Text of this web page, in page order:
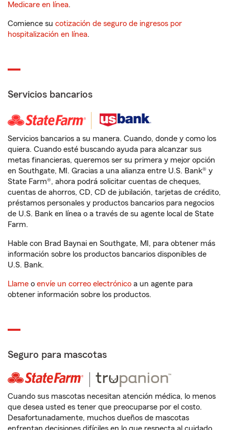
Medicare en línea.
Comience su cotización de seguro de ingresos por
hospitalización en línea.
Servicios bancarios
Servicios bancarios a su manera. Cuando, donde y como los
quiera. Cuando esté buscando ayuda para alcanzar sus
metas financieras, queremos ser su primera y mejor opción
en Southgate, MI. Gracias a una alianza entre U.S. Bank® y
State Farm®, ahora podrá solicitar cuentas de cheques,
cuentas de ahorros, CD, CD de jubilación, tarjetas de crédito,
préstamos personales y productos bancarios para negocios
de U.S. Bank en línea o a través de su agente local de State
Farm.
Hable con Brad Baynai en Southgate, MI, para obtener más
información sobre los productos bancarios disponibles de
U.S. Bank.
Llame o envíe un correo electrónico a un agente para
obtener información sobre los productos.
Seguro para mascotas
Cuando sus mascotas necesitan atención médica, lo menos
que desea usted es tener que preocuparse por el costo.
Desafortunadamente, muchos dueños de mascotas